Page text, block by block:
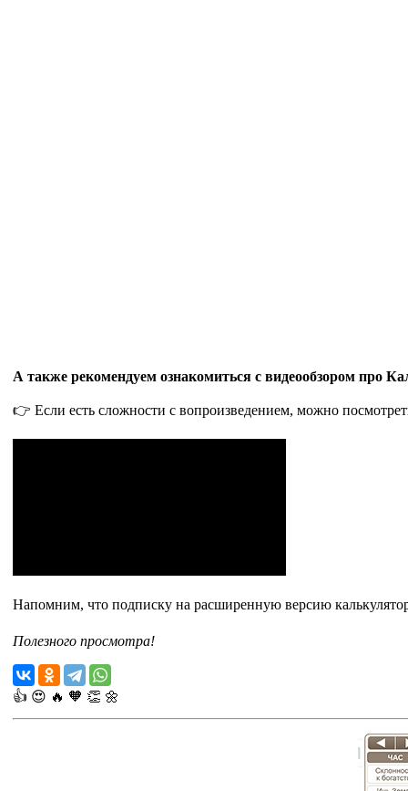
А также рекомендуем ознакомиться с видеообзором про
👉 Если есть сложности с вопроизведением, можно
Напомним, что подписку на расширенную версию
Полезного просмотра!
👍 😍 🔥 🧡 👏 🌼